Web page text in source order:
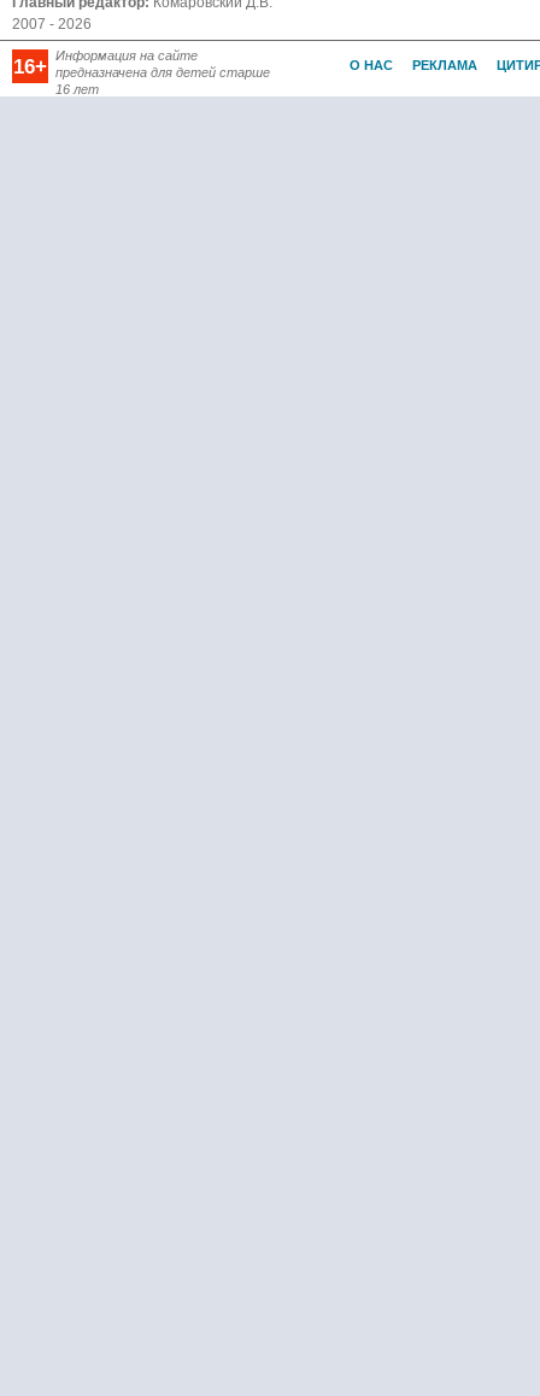
2007 - 2026
16+ Информация на сайте
предназначена для детей старше
16 лет
О НАС РЕКЛАМА